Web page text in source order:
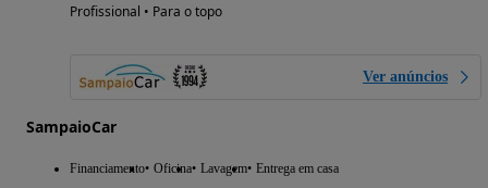
Profissional • Para o topo
Ver anúncios
SampaioCar
Financiamento Oficina Lavagem Entrega em casa